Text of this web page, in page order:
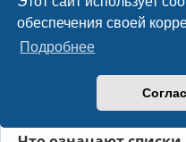
обеспечения своей
Подробнее
меры.
Друзья и недруги